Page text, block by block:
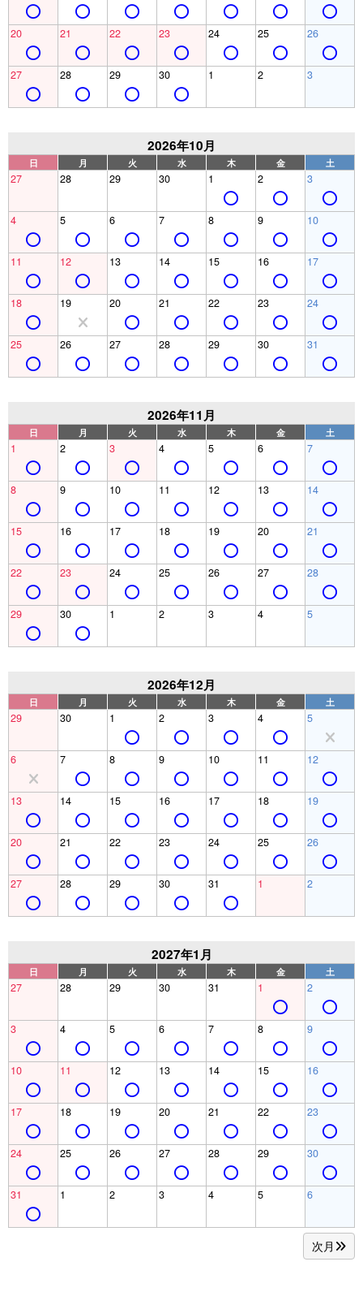
20 21 22 23 24 25 26
27 28 29 30 1 2 3
2026年10月
日 月 火 水 木 金 土
27 28 29 30 1 2 3
4 5 6 7 8 9 10
11 12 13 14 15 16 17
18 19 20 21 22 23 24
25 26 27 28 29 30 31
2026年11月
日 月 火 水 木 金 土
1 2 3 4 5 6 7
8 9 10 11 12 13 14
15 16 17 18 19 20 21
22 23 24 25 26 27 28
29 30 1 2 3 4 5
2026年12月
日 月 火 水 木 金 土
29 30 1 2 3 4 5
6 7 8 9 10 11 12
13 14 15 16 17 18 19
20 21 22 23 24 25 26
27 28 29 30 31 1 2
2027年1月
日 月 火 水 木 金 土
27 28 29 30 31 1 2
3 4 5 6 7 8 9
10 11 12 13 14 15 16
17 18 19 20 21 22 23
24 25 26 27 28 29 30
31 1 2 3 4 5 6
次月